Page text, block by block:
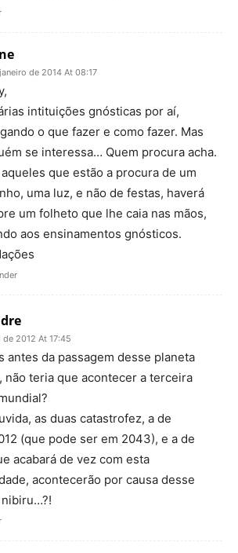
de 2014 At 08:17
intituições gnósticas por aí,
o que fazer e como fazer. Mas
se interessa… Quem procura acha.
aqueles que estão a procura de um
uma luz, e não de festas, haverá
um folheto que lhe caia nas mãos,
aos ensinamentos gnósticos.
de 2012 At 17:45
antes da passagem desse planeta
não teria que acontecer a terceira
as duas catastrofez, a de
(que pode ser em 2043), e a de
acabará de vez com esta
acontecerão por causa desse